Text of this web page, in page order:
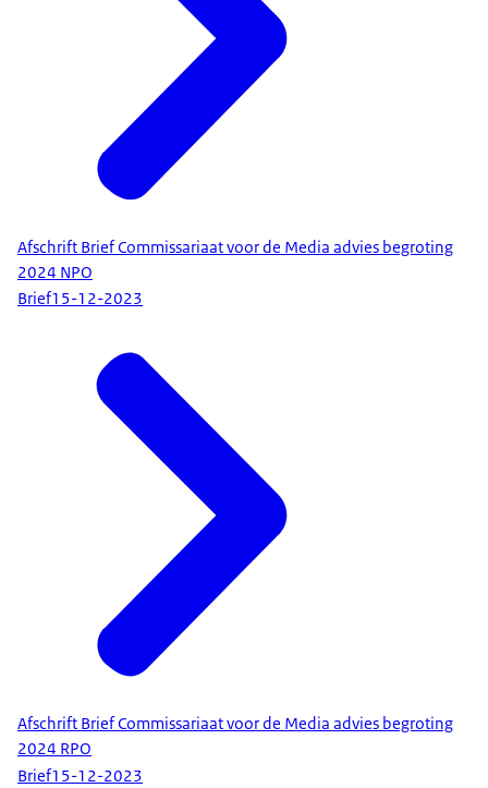
Afschrift Brief Commissariaat voor de Media advies begroting
2024 NPO
Brief15-12-2023
Afschrift Brief Commissariaat voor de Media advies begroting
2024 RPO
Brief15-12-2023